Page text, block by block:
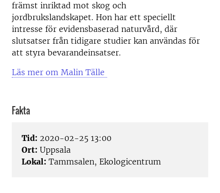
främst inriktad mot skog och
jordbrukslandskapet. Hon har ett speciellt
intresse för evidensbaserad naturvård, där
slutsatser från tidigare studier kan användas för
att styra bevarandeinsatser.
Läs mer om Malin Tälle
Fakta
Tid: 2020-02-25 13:00
Ort: Uppsala
Lokal: Tammsalen, Ekologicentrum